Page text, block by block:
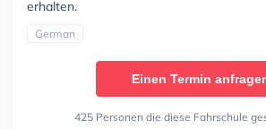
erhalten.
German
Einen Termin
425 Personen die diese Fahrschule